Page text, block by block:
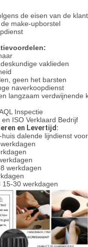
de eisen van de
make-upborstel
vaklieden
geen het barsten
naverkoopdienst
langzaam verdwijnende
Inspectie
ISO Verklaard Bedrijf
en Levertijd:
dalende lijndienst
werkdagen
15-30 werkdagen